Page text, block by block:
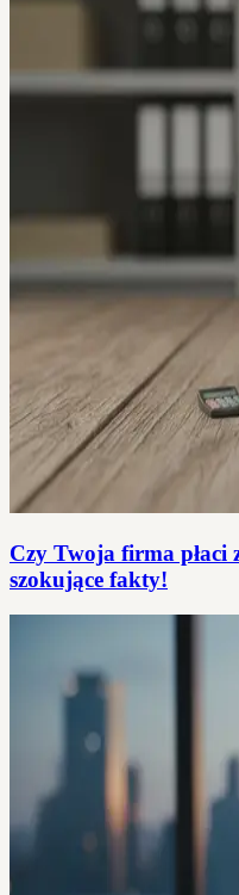
Czy Twoja firma płaci
szokujące fakty!